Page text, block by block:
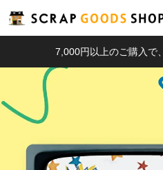
7,000円以上のご購入で